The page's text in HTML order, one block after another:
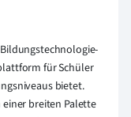
für Schüler
bietet.
breiten Palette